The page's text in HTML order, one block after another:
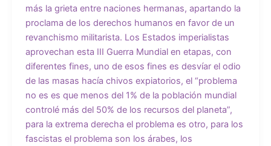
más la grieta entre naciones hermanas, apartando la
proclama de los derechos humanos en favor de un
revanchismo militarista. Los Estados imperialistas
aprovechan esta III Guerra Mundial en etapas, con
diferentes fines, uno de esos fines es desvíar el odio
de las masas hacía chivos expiatorios, el “problema
no es es que menos del 1% de la población mundial
controlé más del 50% de los recursos del planeta”,
para la extrema derecha el problema es otro, para los
fascistas el problema son los árabes, los